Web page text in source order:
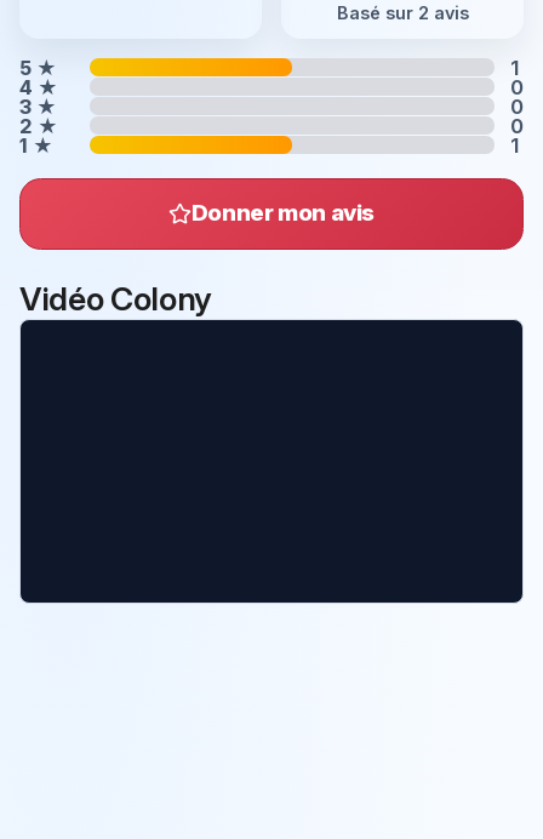
Basé sur 2 avis
5 ★
1
4 ★
0
3 ★
0
2 ★
0
1 ★ 1
Donner mon avis
Vidéo Colony